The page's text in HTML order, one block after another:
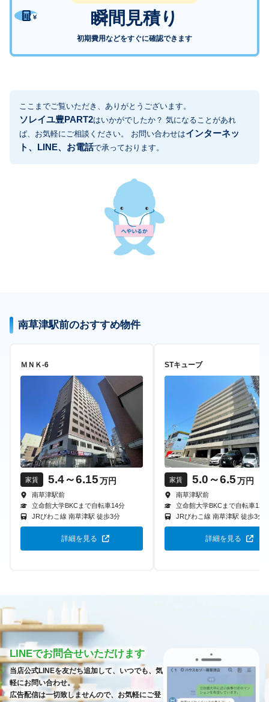
瞬間見積り
初期費用などをすぐに確認できます
ここまでご覧いただき、ありがとうございます。
ソレイユ豊PART2はいかがでしたか？ 気になることがあれ
ば、お気軽にご相談ください。 お問い合わせはインターネッ
ト、LINE、お電話で承っております。
南草津駅前のおすすめ物件
ＭＮＫ-6
家賃 5.4～6.15万円
南草津駅前
立命館大学BKCまで自転車14分
JRびわこ線 南草津駅 徒歩3分
詳細を見る
STキューブ
家賃 5.0 ～6.5万円
南草津駅前
立命館大学BKCまで自転車12
JRびわこ線 南草津駅 徒歩3分
詳細を見る
LINEでお問合せいただけます
当店公式LINEを友だち追加して、いつでも、気
軽にお問い合わせ。
広告配信は一切致しませんので、お気軽にご登